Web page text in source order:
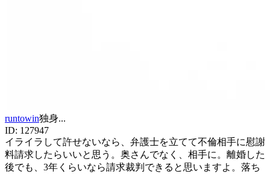
runtowin独身...
ID: 127947
イライラして許せないなら、弁護士を立てて不倫相手に慰謝
料請求したらいいと思う。奥さんでなく、相手に。離婚した
後でも、3年くらいなら請求裁判できると思いますよ。落ち